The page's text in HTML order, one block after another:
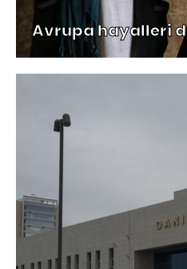
Avrupa hayalleri